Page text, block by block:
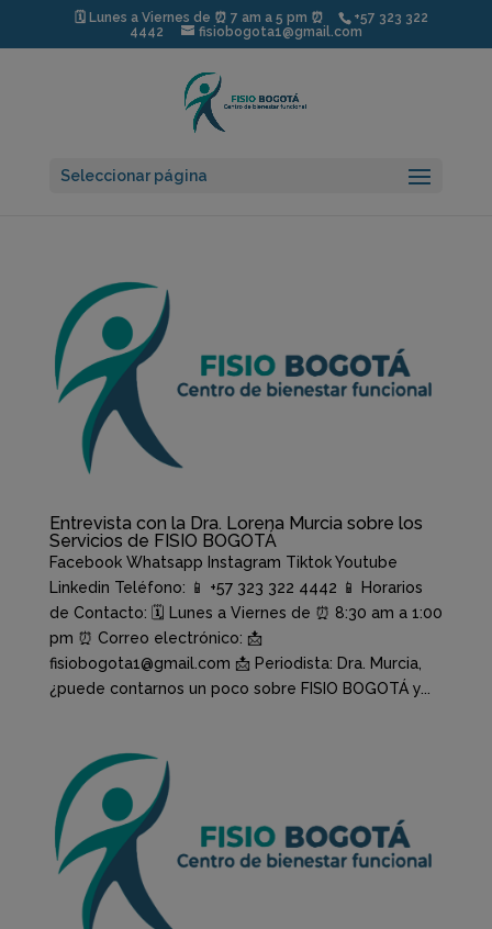
🗓️ Lunes a Viernes de ⏰ 7 am a 5 pm ⏰
+57 323 322
4442
fisiobogota1@gmail.com
Seleccionar página
Entrevista con la Dra. Lorena Murcia sobre los
Servicios de FISIO BOGOTÁ
Facebook Whatsapp Instagram Tiktok Youtube
Linkedin Teléfono: 📱 +57 323 322 4442 📱 Horarios
de Contacto: 🗓️ Lunes a Viernes de ⏰ 8:30 am a 1:00
pm ⏰ Correo electrónico: 📩
fisiobogota1@gmail.com 📩 Periodista: Dra. Murcia,
¿puede contarnos un poco sobre FISIO BOGOTÁ y...
modal-check